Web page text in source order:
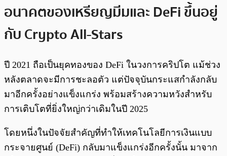
อนาคตของเหรียญมีมและ DeFi ขึ้นอยู่
กับ Crypto All-Stars
ปี 2021 ถือเป็นยุคทองของ DeFi ในวงการคริปโต แม้ช่วง
หลังตลาดจะมีการชะลอตัว แต่ปัจจุบันกระแสกำลังกลับ
มาอีกครั้งอย่างแข็งแกร่ง พร้อมสร้างความหวังสำหรับ
การเติบโตที่ยิ่งใหญ่กว่าเดิมในปี 2025
โดยหนึ่งในปัจจัยสำคัญที่ทำให้เทคโนโลยีการเงินแบบ
กระจายศูนย์ (DeFi) กลับมาแข็งแกร่งอีกครั้งนั้น มาจาก